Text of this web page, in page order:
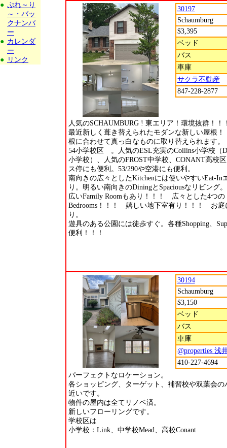
● ぷれ～り
～・バッ
クナンバ
ー
● カレンダ
ー
● リンク
30197
Schaumburg
$3,395
ベッド
バス
車庫
サクラ不動産
847-228-2877
人気のSCHAUMBURG ! 東エリア！環境抜群！！
最近新しく葺き替えられたモダンな新しい屋根
根に合わせて真っ白なものに取り替えられます。
54小学校区 。人気のESL充実のCollins小学校（
小学校）、人気のFROST中学校、CONANT高校
ス停にも便利。53/290や空港にも便利。
南向きの広々としたKitchenには使いやすいEat-In
り。明るい南向きのDiningとSpaciousなリビング。
広いFamily Roomもあり！！！ 広々とした4つの
Bedrooms！！！ 嬉しい地下室有り！！！ お庭
り。
遊具のある公園には徒歩すぐ。各種Shopping、
便利！！！
30194
Schaumburg
$3,150
ベッド
バス
車庫
@properties 浅
410-227-4694
パーフェクトなロケーション。
各ショッピング、ターゲット、補習校や双葉会の
近いです。
物件の屋内は全てリノベ済。
新しいフローリングです。
学校区は
小学校：Link、中学校Mead、高校Conant